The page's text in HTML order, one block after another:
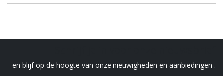
en blijf op de hoogte van onze nieuwigheden en aanbiedingen .